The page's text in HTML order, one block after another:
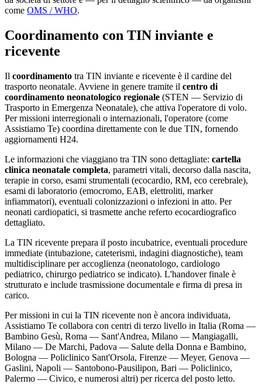
come OMS / WHO.
Coordinamento con TIN inviante e
ricevente
Il coordinamento tra TIN inviante e ricevente è il cardine del
trasporto neonatale. Avviene in genere tramite il centro di
coordinamento neonatologico regionale (STEN — Servizio di
Trasporto in Emergenza Neonatale), che attiva l'operatore di volo.
Per missioni interregionali o internazionali, l'operatore (come
Assistiamo Te) coordina direttamente con le due TIN, fornendo
aggiornamenti H24.
Le informazioni che viaggiano tra TIN sono dettagliate: cartella
clinica neonatale completa, parametri vitali, decorso dalla nascita,
terapie in corso, esami strumentali (ecocardio, RM, eco cerebrale),
esami di laboratorio (emocromo, EAB, elettroliti, marker
infiammatori), eventuali colonizzazioni o infezioni in atto. Per
neonati cardiopatici, si trasmette anche referto ecocardiografico
dettagliato.
La TIN ricevente prepara il posto incubatrice, eventuali procedure
immediate (intubazione, cateterismi, indagini diagnostiche), team
multidisciplinare per accoglienza (neonatologo, cardiologo
pediatrico, chirurgo pediatrico se indicato). L'handover finale è
strutturato e include trasmissione documentale e firma di presa in
carico.
Per missioni in cui la TIN ricevente non è ancora individuata,
Assistiamo Te collabora con centri di terzo livello in Italia (Roma —
Bambino Gesù, Roma — Sant'Andrea, Milano — Mangiagalli,
Milano — De Marchi, Padova — Salute della Donna e Bambino,
Bologna — Policlinico Sant'Orsola, Firenze — Meyer, Genova —
Gaslini, Napoli — Santobono-Pausilipon, Bari — Policlinico,
Palermo — Civico, e numerosi altri) per ricerca del posto letto.